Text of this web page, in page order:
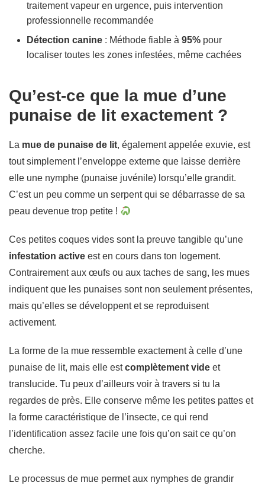
traitement vapeur en urgence, puis intervention
professionnelle recommandée
Détection canine : Méthode fiable à 95% pour
localiser toutes les zones infestées, même cachées
Qu’est-ce que la mue d’une
punaise de lit exactement ?
La mue de punaise de lit, également appelée exuvie, est
tout simplement l’enveloppe externe que laisse derrière
elle une nymphe (punaise juvénile) lorsqu’elle grandit.
C’est un peu comme un serpent qui se débarrasse de sa
peau devenue trop petite !
Ces petites coques vides sont la preuve tangible qu’une
infestation active est en cours dans ton logement.
Contrairement aux œufs ou aux taches de sang, les mues
indiquent que les punaises sont non seulement présentes,
mais qu’elles se développent et se reproduisent
activement.
La forme de la mue ressemble exactement à celle d’une
punaise de lit, mais elle estcomplètement vide et
translucide. Tu peux d’ailleurs voir à travers si tu la
regardes de près. Elle conserve même les petites pattes et
la forme caractéristique de l’insecte, ce qui rend
l’identification assez facile une fois qu’on sait ce qu’on
cherche.
Le processus de mue permet aux nymphes de grandir